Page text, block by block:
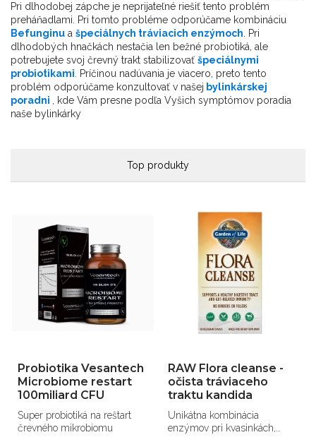
Pri dlhodobej zápche je neprijateľné riešiť tento problém
preháňadlami. Pri tomto probléme odporúčame kombináciu
Befunginu a špeciálnych tráviacich enzýmoch . Pri
dlhodobých hnačkách nestačia len bežné probiotiká, ale
potrebujete svoj črevný trakt stabilizovať špeciálnymi
probiotikami
Príčinou nadúvania je viacero, preto tento
problém odporúčame konzultovať v našej bylinkárskej
poradni
, kde Vám presne podľa Vyšich symptómov poradia
naše bylinkárky
Top produkty
Probiotika Vesantech
Microbiome restart
100miliard CFU
Super probiotiká na reštart
črevného mikrobiomu
RAW Flora cleanse -
očista tráviaceho
traktu kandida
Unikátna kombinácia
enzýmov pri kvasinkách,